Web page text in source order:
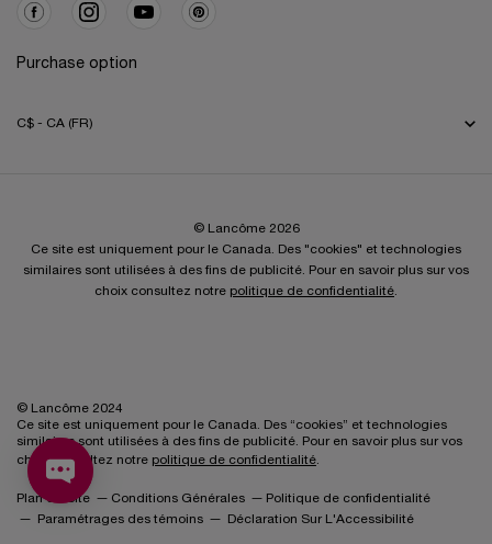
Purchase option
C$ - CA (FR)
© Lancôme 2026
Ce site est uniquement pour le Canada. Des "cookies" et technologies
similaires sont utilisées à des fins de publicité. Pour en savoir plus sur vos
choix consultez notre politique de confidentialité
© Lancôme 2024
Ce site est uniquement pour le Canada. Des “cookies” et technologies
similaires sont utilisées à des fins de publicité. Pour en savoir plus sur vos
choix consultez notre politique de confidentialité
Plan du Site Conditions Générales
Politique de confidentialité
Paramétrages des témoins
Déclaration Sur L'Accessibilité